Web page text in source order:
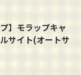
】モラップキャ
サイト(オートサ